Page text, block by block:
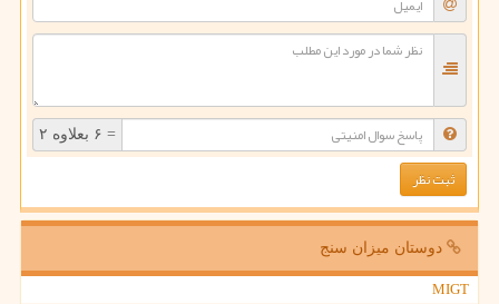
= ۶ بعلاوه ۲
دوستان میزان سنج
MIGT